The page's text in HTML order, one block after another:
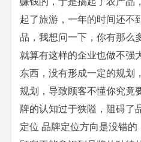
起了旅游，一年的时间还不
品，我想问一下，你有那么
就算有这样的企业也做不强
东西，没有形成一定的规划
规划，导致顾客不懂你究竟
牌的认知过于狭隘，阻碍了
定位 品牌定位方向是没错